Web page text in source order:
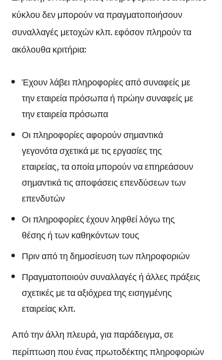
κύκλου δεν μπορούν να πραγματοποιήσουν
συναλλαγές μετοχών κλπ. εφόσον πληρούν τα
ακόλουθα κριτήρια:
Έχουν λάβει πληροφορίες από συναφείς με
την εταιρεία πρόσωπα ή πρώην συναφείς με
την εταιρεία πρόσωπα
Οι πληροφορίες αφορούν σημαντικά
γεγονότα σχετικά με τις εργασίες της
εταιρείας, τα οποία μπορούν να επηρεάσουν
σημαντικά τις αποφάσεις επενδύσεων των
επενδυτών
Οι πληροφορίες έχουν ληφθεί λόγω της
θέσης ή των καθηκόντων τους
Πριν από τη δημοσίευση των πληροφοριών
Πραγματοποιούν συναλλαγές ή άλλες πράξεις
σχετικές με τα αξιόχρεα της εισηγμένης
εταιρείας κλπ.
Από την άλλη πλευρά, για παράδειγμα, σε
περίπτωση που ένας πρωτοδέκτης πληροφοριών